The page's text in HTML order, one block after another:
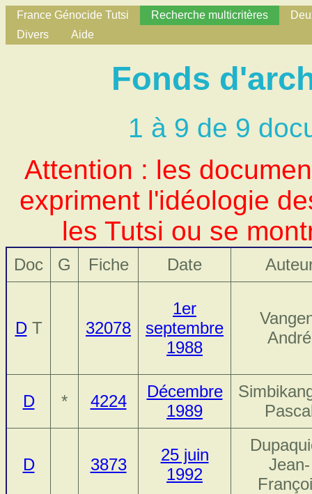
France Génocide Tutsi Recherche multicritères
Divers
Aide
Fonds
1 à 9 de 9
Attention : les
expriment l'idéologie
les Tutsi ou se
Doc G Fiche Date
DT 32078
1er
septembre
1988
André
D * 4224
Décembre
1989
D 3873
25 juin
1992
Jean-